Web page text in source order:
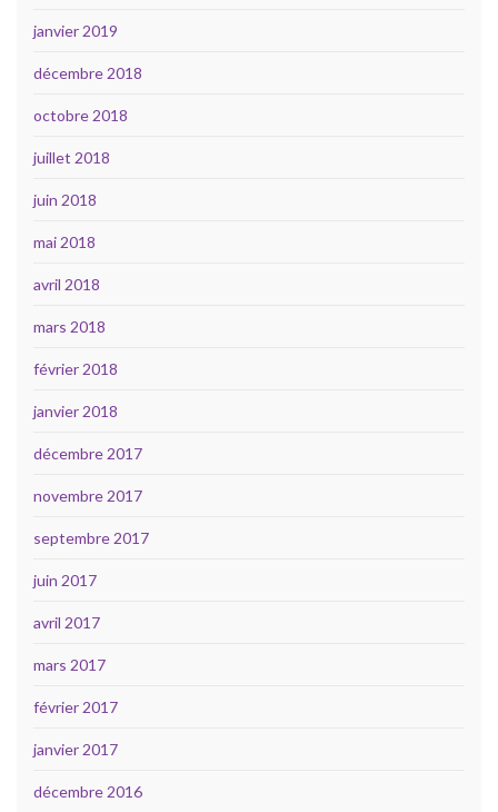
janvier 2019
décembre 2018
octobre 2018
juillet 2018
juin 2018
mai 2018
avril 2018
mars 2018
février 2018
janvier 2018
décembre 2017
novembre 2017
septembre 2017
juin 2017
avril 2017
mars 2017
février 2017
janvier 2017
décembre 2016